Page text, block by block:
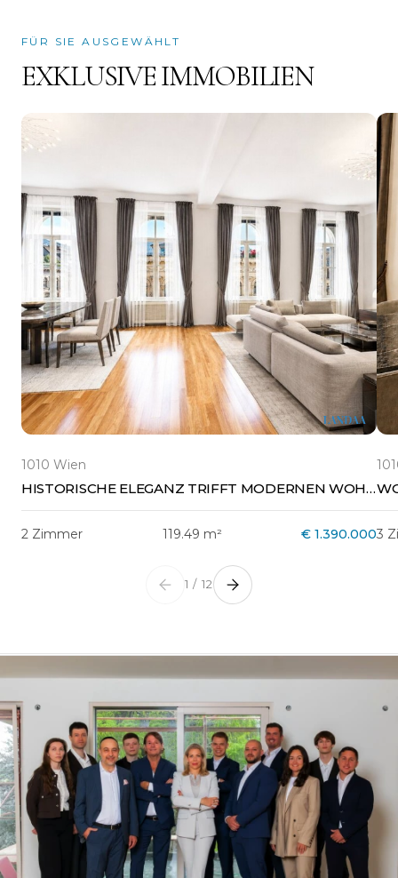
FÜR SIE AUSGEWÄHLT
EXKLUSIVE IMMOBILIEN
1010 Wien
HISTORISCHE ELEGANZ TRIFFT MODERNEN WOHNKOMFORT
2 Zimmer 119.49 m² € 1.390.0003
1 / 12